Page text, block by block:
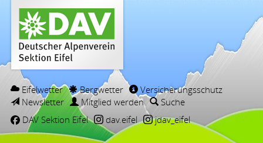
Eifelwetter Bergwetter
Versicherungsschutz
Newsletter
Mitglied werden
Suche
DAV Sektion Eifel
dav.eifel jdav_eifel